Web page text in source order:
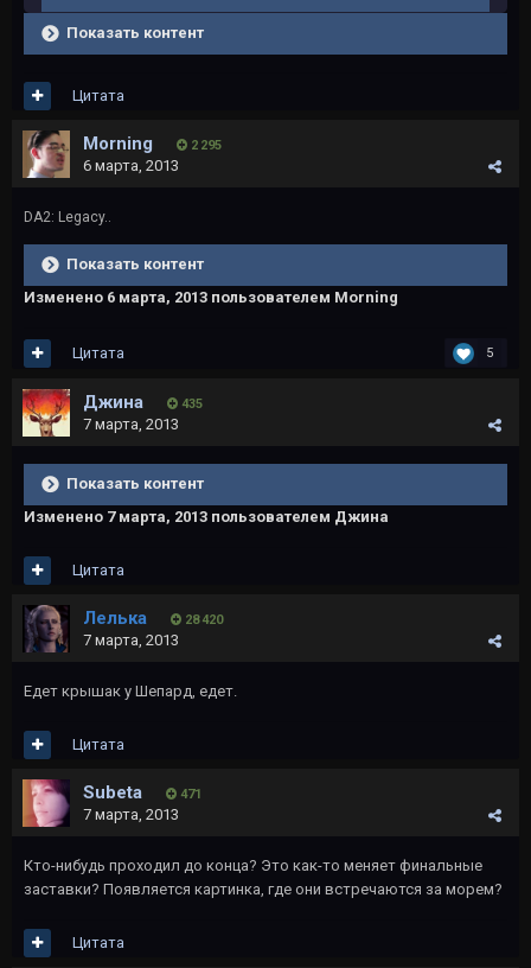
Показать контент
Цитата
Morning 2 295
6 марта, 2013
DA2: Legacy..
Показать контент
Изменено 6 марта, 2013 пользователем Morning
5
Цитата
Джина 435
7 марта, 2013
Показать контент
Изменено 7 марта, 2013 пользователем Джина
Цитата
Лелька 28 420
7 марта, 2013
Едет крышак у Шепард, едет.
Цитата
Subeta 471
7 марта, 2013
Кто-нибудь проходил до конца? Это как-то меняет финальные
заставки? Появляется картинка, где они встречаются за морем?
Цитата